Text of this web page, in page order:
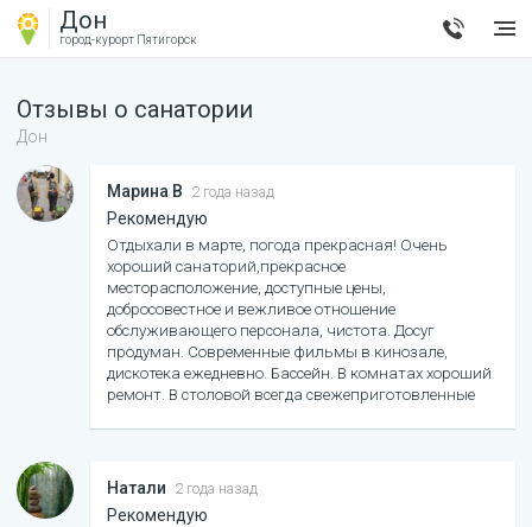
Дон
город-курорт Пятигорск
Отзывы о санатории
Дон
Марина В 2 года назад
Рекомендую
Отдыхали в марте, погода прекрасная! Очень
хороший санаторий,прекрасное
месторасположение, доступные цены,
добросовестное и вежливое отношение
обслуживающего персонала, чистота. Досуг
продуман. Современные фильмы в кинозале,
дискотека ежедневно. Бассейн. В комнатах хороший
ремонт. В столовой всегда свежеприготовленные
раз приехать к Вам.
Натали 2 года назад
Рекомендую